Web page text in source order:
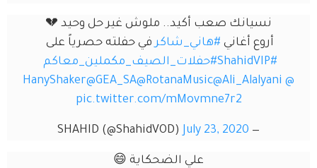
نسيانك صعب أكيد.. ملوش غير حل وحيد 💔
أروع أغاني #هاني_شاكر في حفلته حصرياً على
#حفلات_الصيف_مكملين_معاكم
@GEA_SA@RotanaMusic
pic.twitter.com/mMovmne7r2
July 23, 2020
علي الضحكاية 😄